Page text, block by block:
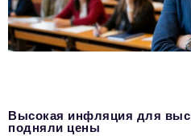
Высокая инфляция для
подняли цены